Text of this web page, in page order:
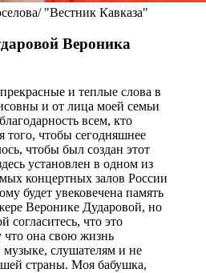
"Вестник Кавказа"
Вероника
и теплые слова в
и от лица моей семьи
всем, кто
того, чтобы сегодняшнее
чтобы был создан этот
установлен в одном из
концертных залов России
будет увековечена память
Веронике Дударовой, но
что это
что она свою жизнь
музыке, слушателям и не
страны. Моя бабушка,